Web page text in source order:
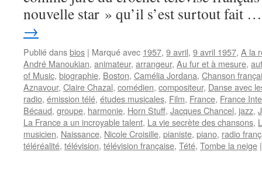
nouvelle star » qu’il s’est surtout fait
→
Publié dansbios | Marqué avec 1957, 9 avril, 9 avril 1957, A la
André Manoukian, animateur, arrangeur, Au fur et à mesure,
of Music, biographie, Boston, Camélia Jordana, Chanson
Aznavour, Claire Chazal, comédien, compositeur, Danse avec
radio, émission télé, études musicales, Film, France, France
Bécaud, groupe, harmonie, Horn Stuff, Jacques Chancel, jazz,
La France a un incroyable talent, La vie secrète des chansons,
musicien, Naissance, Nicole Croisille, pianiste, piano, radio
téléréalité, télévision, télévision française, Tété, Tombe la neige |